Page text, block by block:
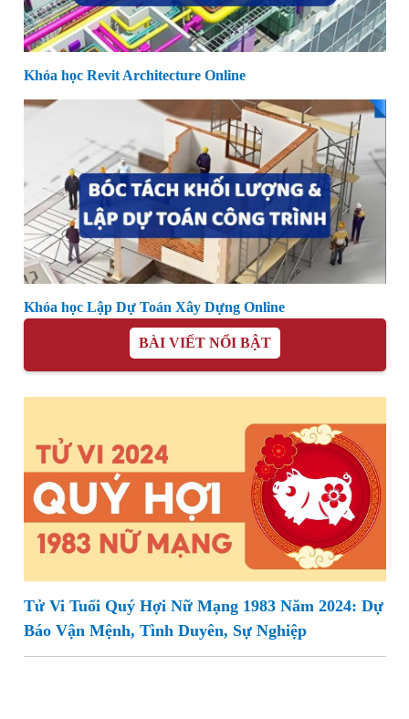
Khóa học Revit Architecture Online
Khóa học Lập Dự Toán Xây Dựng Online
BÀI VIẾT NỔI BẬT
Tử Vi Tuổi Quý Hợi Nữ Mạng 1983 Năm 2024: Dự
Báo Vận Mệnh, Tình Duyên, Sự Nghiệp